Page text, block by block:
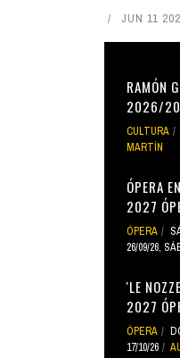
JUN 11
RAMÓN
2026/
CULTURA
MARTÍN
ÓPERA
2027
ÓPERA
26/09/26,
'LE
2027
ÓPERA
17/10/26